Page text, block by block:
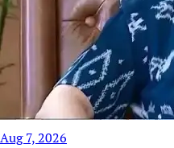
Aug 7, 2026